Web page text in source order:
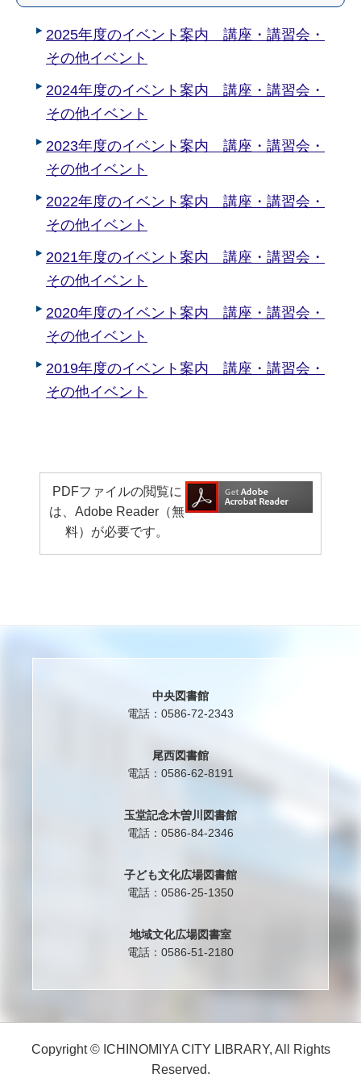
2025年度のイベント案内 講座・講習会・
その他イベント
2024年度のイベント案内 講座・講習会・
その他イベント
2023年度のイベント案内 講座・講習会・
その他イベント
2022年度のイベント案内 講座・講習会・
その他イベント
2021年度のイベント案内 講座・講習会・
その他イベント
2020年度のイベント案内 講座・講習会・
その他イベント
2019年度のイベント案内 講座・講習会・
その他イベント
PDFファイルの閲覧に
は、Adobe Reader（無
料）が必要です。
中央図書館
電話：0586-72-2343
尾西図書館
電話：0586-62-8191
玉堂記念木曽川図書館
電話：0586-84-2346
子ども文化広場図書館
電話：0586-25-1350
地域文化広場図書室
電話：0586-51-2180
Copyright © ICHINOMIYA CITY LIBRARY, All Rights
Reserved.